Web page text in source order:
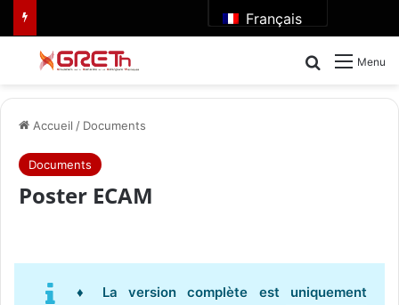
Français
Menu
Rechercher
Accueil / Documents
Documents
Poster ECAM
♦ La version complète est uniquement